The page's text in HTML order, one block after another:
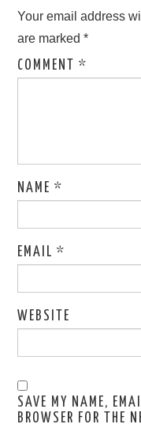
Your email address
are marked*
COMMENT*
NAME*
EMAIL*
WEBSITE
SAVE MY NAME,
BROWSER FOR THE